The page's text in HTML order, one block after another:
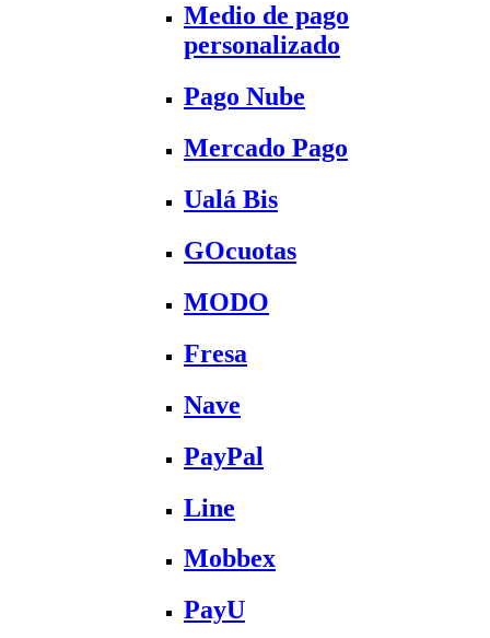
Medio de pago
personalizado
Pago Nube
Mercado Pago
Ualá Bis
GOcuotas
MODO
Fresa
Nave
PayPal
Line
Mobbex
PayU